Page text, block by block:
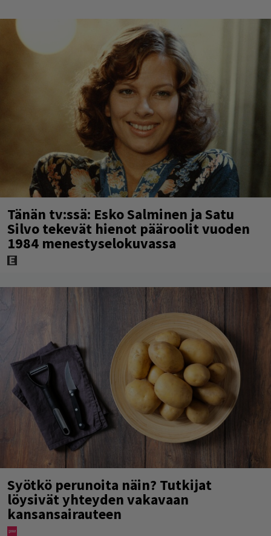
Tänän tv:ssä: Esko Salminen ja Satu
Silvo tekevät hienot pääroolit vuoden
1984 menestyselokuvassa
Syötkö perunoita näin? Tutkijat
löysivät yhteyden vakavaan
kansansairauteen